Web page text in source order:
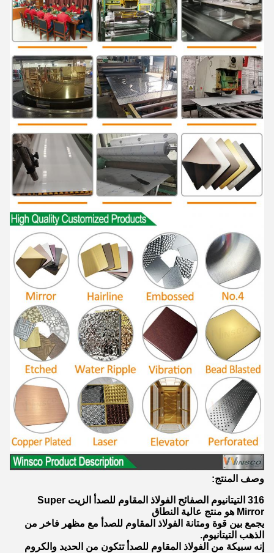
وصف المنتج:
316 التيتانيوم الصفائح الفولاذ المقاوم للصدأ الزيت Super
Mirror هو منتج عالية النطاق
يجمع بين قوة ومتانة الفولاذ المقاوم للصدأ مع مظهر فاخر من
الذهب التيتانيوم.
إنه سبيكة من الفولاذ المقاوم للصدأ تتكون من الحديد والكروم